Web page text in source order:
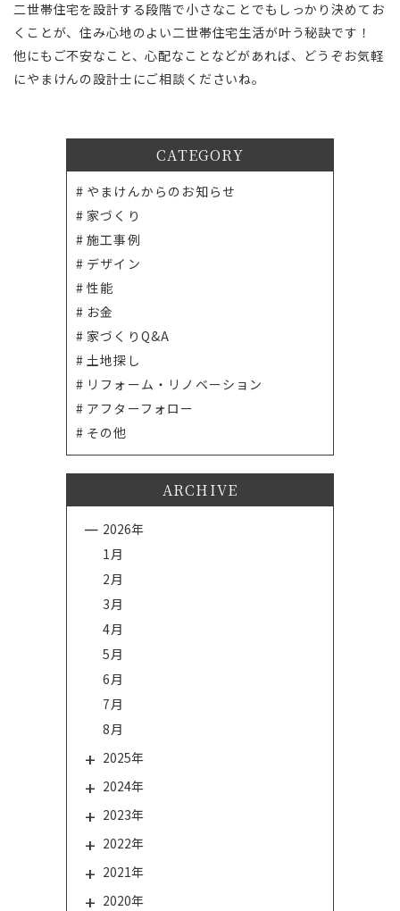
二世帯住宅を設計する段階で小さなことでもしっかり決めてお
くことが、住み心地のよい二世帯住宅生活が叶う秘訣です！
他にもご不安なこと、心配なことなどがあれば、どうぞお気軽
にやまけんの設計士にご相談くださいね。
CATEGORY
やまけんからのお知らせ
家づくり
施工事例
デザイン
性能
お金
家づくりQ&A
土地探し
リフォーム・リノベーション
アフターフォロー
その他
ARCHIVE
2026年
1月
2月
3月
4月
5月
6月
7月
8月
2025年
2024年
2023年
2022年
2021年
2020年